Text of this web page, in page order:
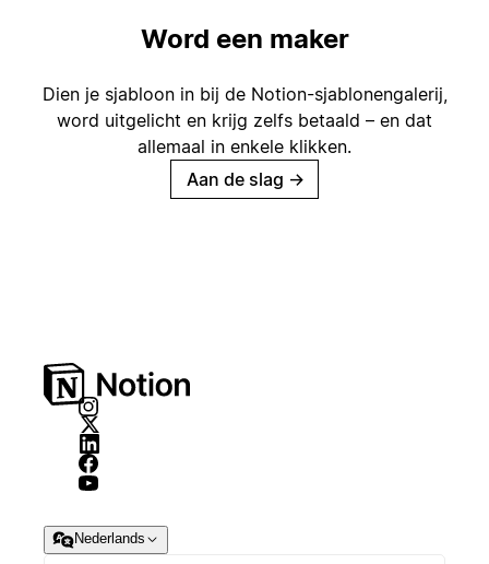
Word een maker
Dien je sjabloon in bij de Notion-sjablonengalerij,
word uitgelicht en krijg zelfs betaald – en dat
allemaal in enkele klikken.
Aan de slag →
Nederlands